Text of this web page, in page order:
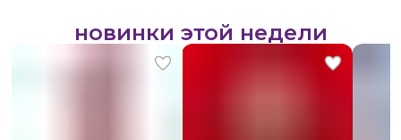
новинки этой недели